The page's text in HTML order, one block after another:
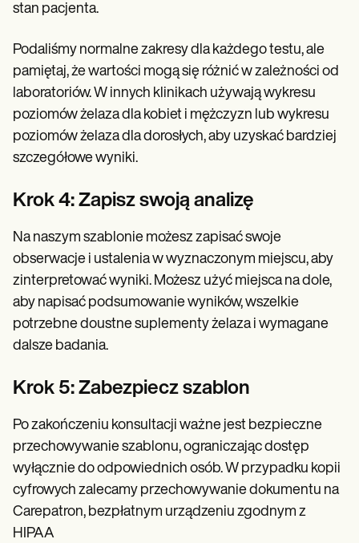
stan pacjenta.
Podaliśmy normalne zakresy dla każdego testu, ale
pamiętaj, że wartości mogą się różnić w zależności od
laboratoriów. W innych klinikach używają wykresu
poziomów żelaza dla kobiet i mężczyzn lub wykresu
poziomów żelaza dla dorosłych, aby uzyskać bardziej
szczegółowe wyniki.
Krok 4: Zapisz swoją analizę
Na naszym szablonie możesz zapisać swoje
obserwacje i ustalenia w wyznaczonym miejscu, aby
zinterpretować wyniki. Możesz użyć miejsca na dole,
aby napisać podsumowanie wyników, wszelkie
potrzebne doustne suplementy żelaza i wymagane
dalsze badania.
Krok 5: Zabezpiecz szablon
Po zakończeniu konsultacji ważne jest bezpieczne
przechowywanie szablonu, ograniczając dostęp
wyłącznie do odpowiednich osób. W przypadku kopii
cyfrowych zalecamy przechowywanie dokumentu na
Carepatron, bezpłatnym urządzeniu zgodnym z
HIPAA